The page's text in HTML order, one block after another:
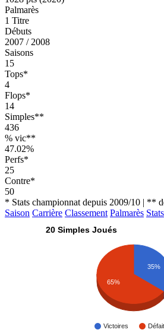
Palmarès
1 Titre
Débuts
2007 / 2008
Saisons
15
Tops*
4
Flops*
14
Simples**
436
% vic**
47.02%
Perfs*
25
Contre*
50
* Stats championnat depuis 2009/10 | **
Saison Carrière Classement Palmarès Stats
20 Simples Joués
Victoires
35%
65%